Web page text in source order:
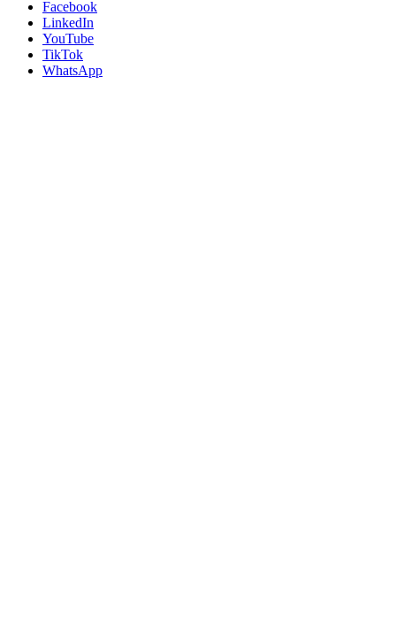
Facebook
LinkedIn
YouTube
TikTok
WhatsApp